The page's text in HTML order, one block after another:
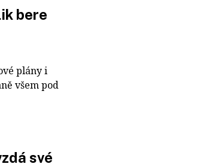
bere
plány i
všem pod
své